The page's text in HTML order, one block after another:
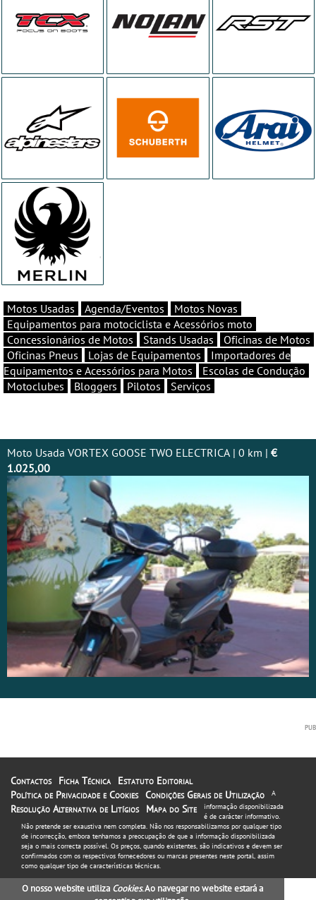
Motos Usadas Agenda/Eventos
Motos Novas
Equipamentos para motociclista e Acessórios moto
Concessionários de Motos
Stands Usadas
Oficinas de Motos
Oficinas Pneus
Lojas de Equipamentos
Importadores de
Equipamentos e Acessórios para Motos
Escolas de Condução
Motoclubes
Bloggers Pilotos Serviços
Moto Usada VORTEX GOOSE TWO ELECTRICA | 0 km | €
1.025,00
Contactos Ficha Técnica
Estatuto Editorial
Política de Privacidade e Cookies Condições Gerais de Utilização
Resolução Alternativa de Litígios
Mapa do Site
A
informação disponibilizada
é de carácter informativo.
Não pretende ser exaustiva nem completa. Não nos responsabilizamos por qualquer tipo
de incorrecção, embora tenhamos a preocupação de que a informação disponibilizada
seja o mais correcta possível. Os preços, quando existentes, são indicativos e devem ser
confirmados com os respectivos fornecedores ou marcas presentes neste portal, assim
como qualquer tipo de características técnicas.
O nosso website utiliza Cookies. Ao navegar no website estará a